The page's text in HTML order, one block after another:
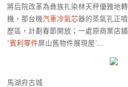
將后院改革為彝族扎染林天秤優雅地
機，那台機汽車冷氣芯器的蒸氣孔正
歷區，計劃春節開放；一處原商業店
“賓利零件屏山舊物件展現屋”……
馬湖府古城